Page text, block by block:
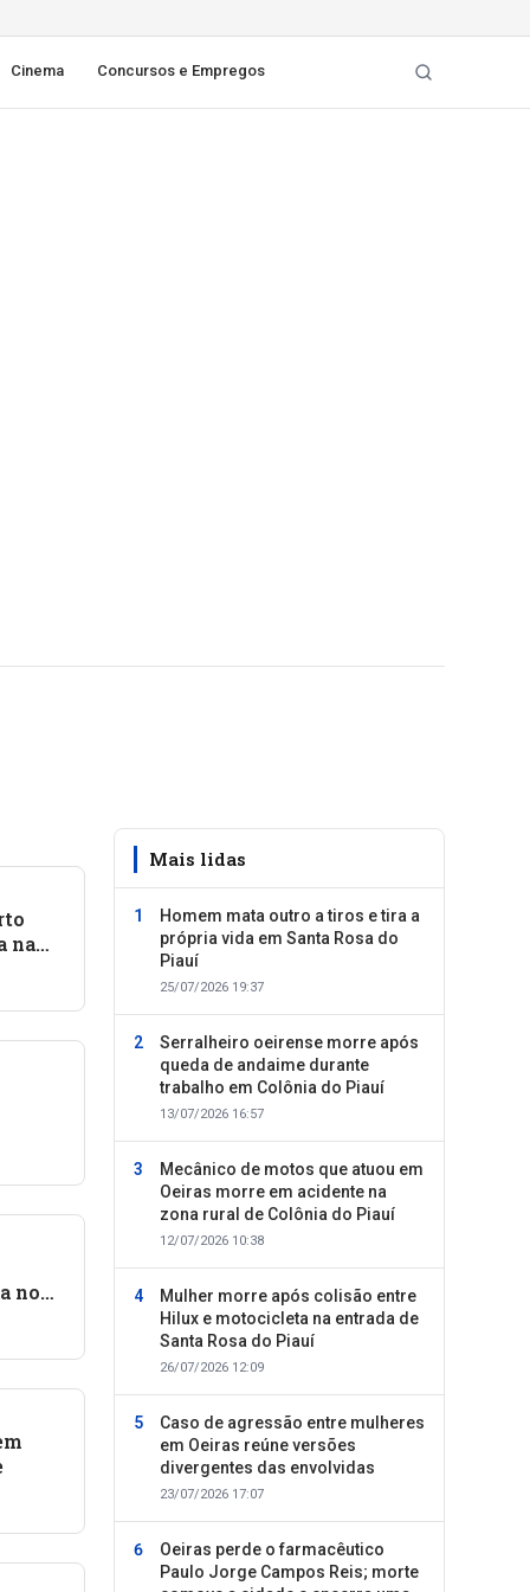
Cinema Concursos e Empregos
na
no
Mais lidas
Homem mata outro a tiros e tira a
própria vida em Santa Rosa do
Piauí
25/07/2026 19:37
Serralheiro oeirense morre após
queda de andaime durante
trabalho em Colônia do Piauí
13/07/2026 16:57
Mecânico de motos que atuou em
Oeiras morre em acidente na
zona rural de Colônia do Piauí
12/07/2026 10:38
Mulher morre após colisão entre
Hilux e motocicleta na entrada de
Santa Rosa do Piauí
26/07/2026 12:09
Caso de agressão entre mulheres
em Oeiras reúne versões
divergentes das envolvidas
23/07/2026 17:07
Oeiras perde o farmacêutico
Paulo Jorge Campos Reis; morte